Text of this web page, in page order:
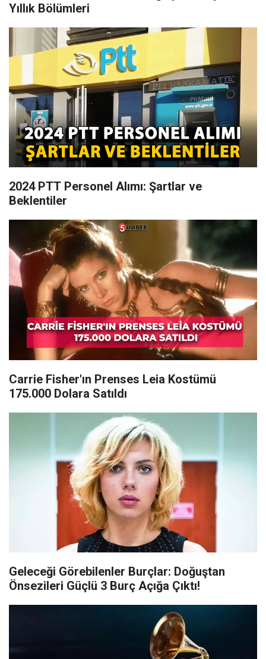
Yıllık Bölümleri
2024 PTT Personel Alımı: Şartlar ve
Beklentiler
Carrie Fisher'ın Prenses Leia Kostümü
175.000 Dolara Satıldı
Geleceği Görebilenler Burçlar: Doğuştan
Önsezileri Güçlü 3 Burç Açığa Çıktı!